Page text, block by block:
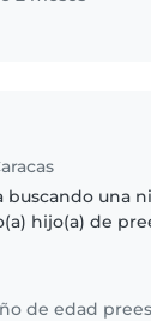
buscando una
hijo(a) de
de edad